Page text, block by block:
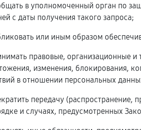
в уполномоченный орган по
с даты получения такого запроса;
или иным образом
правовые, организационные
изменения, блокирования,
в отношении персональных
передачу (распространение,
и случаях, предусмотренных